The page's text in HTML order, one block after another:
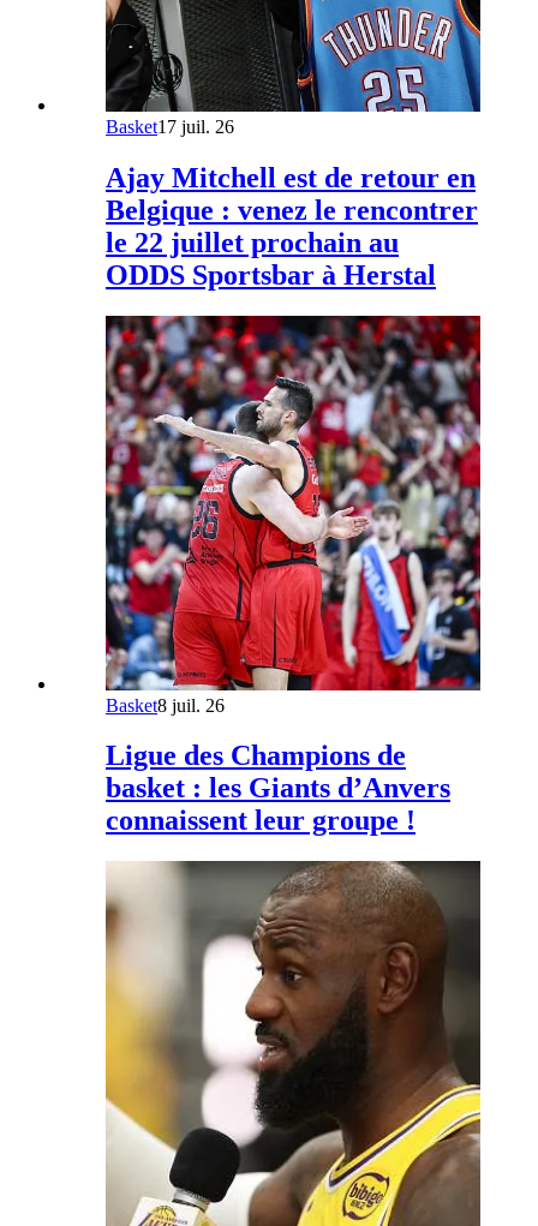
Basket17 juil. 26
Ajay Mitchell est de retour en
Belgique : venez le rencontrer
le 22 juillet prochain au
ODDS Sportsbar à Herstal
Basket8 juil. 26
Ligue des Champions de
basket : les Giants d’Anvers
connaissent leur groupe !